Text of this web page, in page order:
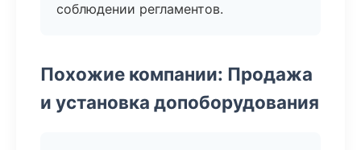
соблюдении регламентов.
Похожие компании: Продажа
и установка допоборудования